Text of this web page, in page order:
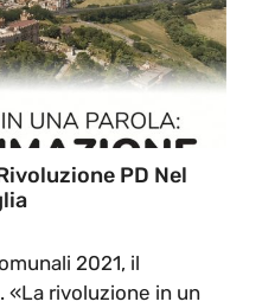
PD Nel
2021, il
«La rivoluzione in un